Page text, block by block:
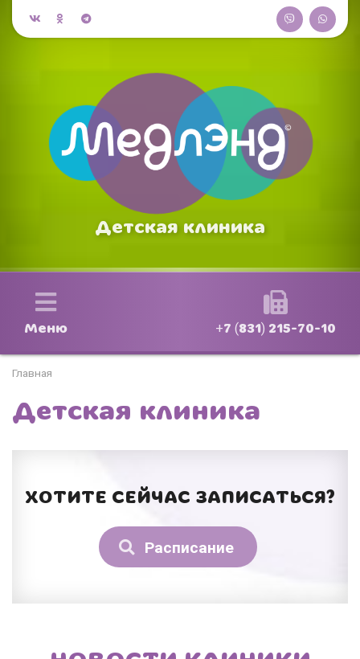
Детская клиника
Меню +7 (831) 215-70-10
Главная
Детская клиника
ХОТИТЕ СЕЙЧАС ЗАПИСАТЬСЯ?
Расписание